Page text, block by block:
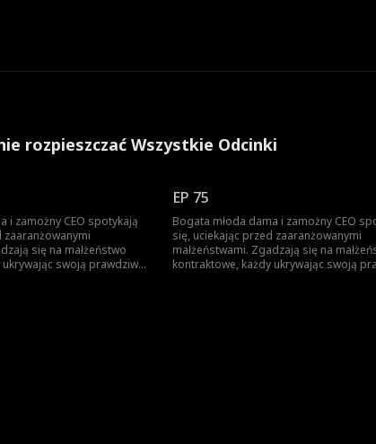
rozpieszczać Wszystkie Odcinki
i zamożny CEO spotykają
zaaranżowanymi
się na małżeństwo
swoją prawdziwą
EP 75
Bogata młoda dama i zamożny CEO
się, uciekając przed zaaranżowanymi
małżeństwami. Zgadzają się na
kontraktowe, każdy ukrywając swoją